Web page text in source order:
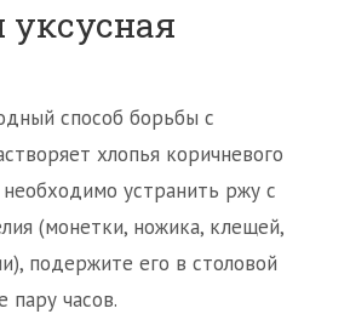
уксусная
способ борьбы с
хлопья коричневого
необходимо устранить ржу с
(монетки, ножика, клещей,
подержите его в столовой
пару часов.